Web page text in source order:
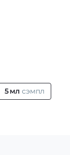
5 мл сэмпл